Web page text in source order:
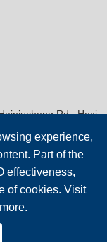
Rd., Hexi
experience,
Part of the
effectiveness,
of cookies. Visit